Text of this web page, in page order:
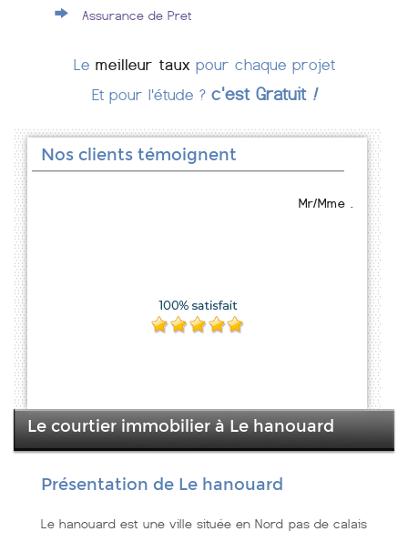
Assurance de Pret
Le meilleur taux pour chaque projet
Et pour l'étude ? c'est Gratuit !
Nos clients témoignent
Mr/Mme .
Le courtier immobilier à Le hanouard
Présentation de Le hanouard
Le hanouard est une ville située en Nord pas de calais